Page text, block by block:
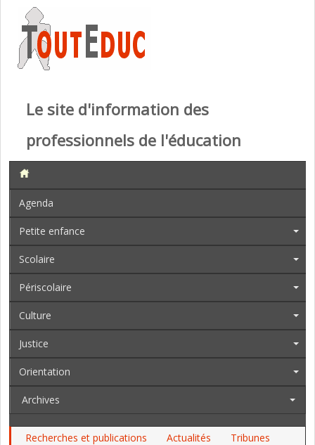
Le site d'information des
professionnels de l'éducation
Agenda
Petite enfance
Scolaire
Périscolaire
Culture
Justice
Orientation
Archives
Recherches et publications Actualités
Tribunes